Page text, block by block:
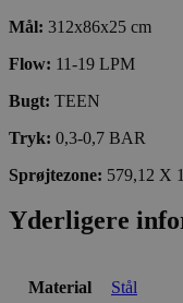
Mål: 312x86x25 cm
Flow: 11-19 LPM
Bugt: TEEN
Tryk: 0,3-0,7 BAR
Sprøjtezone: 579,12 X
Yderligere
Material Stål